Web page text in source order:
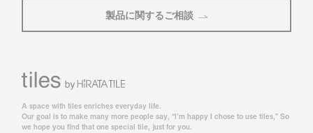
製品に関するご相談
A space with tiles enriches everyday life.
Our goal is to make many more people say, “I’m happy I chose to use tiles,” So
we hope you find that one special tile, just for you.